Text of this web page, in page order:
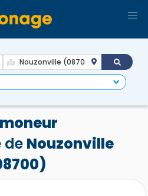
de Nouzonville